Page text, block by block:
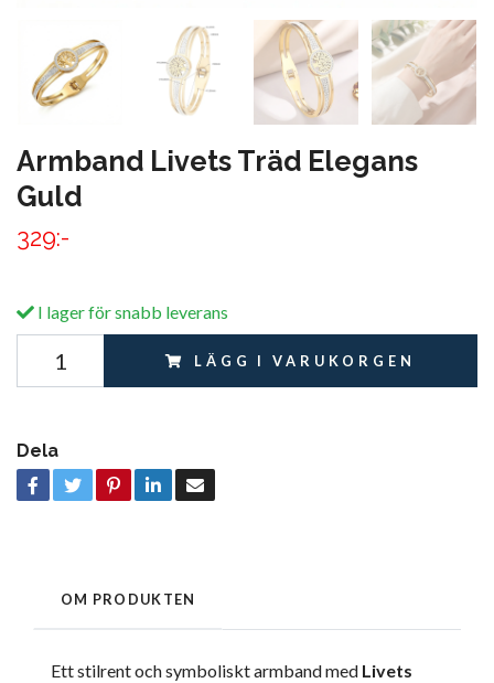
Armband Livets Träd Elegans
Guld
329:-
I lager för snabb leverans
LÄGG I VARUKORGEN
Dela
OM PRODUKTEN
Ett stilrent och symboliskt armband med Livets